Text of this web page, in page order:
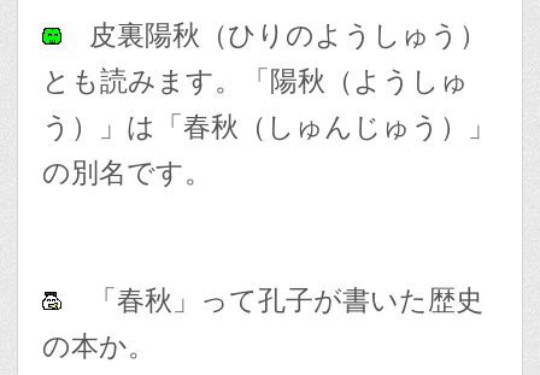
皮裏陽秋（ひりのようしゅう）
とも読みます。「陽秋（ようしゅ
う）」は「春秋（しゅんじゅう）」
の別名です。
「春秋」って孔子が書いた歴史
の本か。